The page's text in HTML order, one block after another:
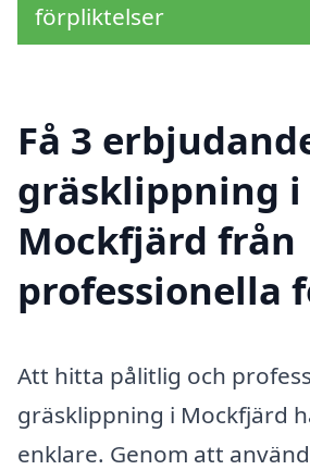
förpliktelser
Få 3
gräsklippning i
Mockfjärd från
professionella
Att hitta pålitlig och
gräsklippning i Mockfjärd
enklare. Genom att